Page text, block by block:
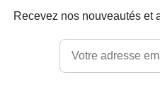
Recevez nos nouveautés et